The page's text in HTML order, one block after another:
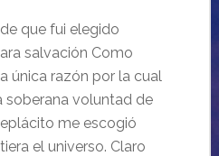
que fui elegido
salvación Como
única razón por la cual
soberana voluntad de
me escogió
el universo. Claro